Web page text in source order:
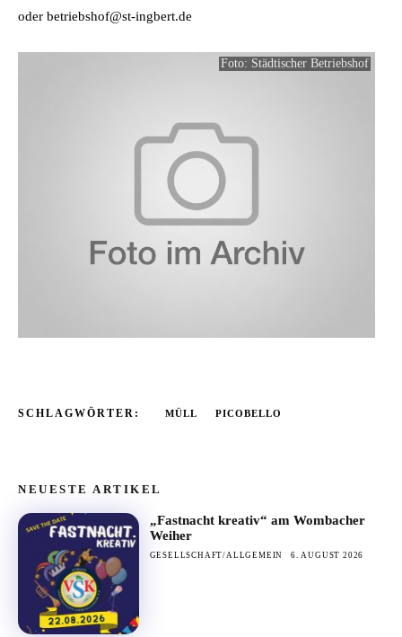
oder betriebshof@st-ingbert.de
Foto: Städtischer Betriebshof
SCHLAGWÖRTER: MÜLL PICOBELLO
NEUESTE ARTIKEL
„Fastnacht kreativ“ am Wombacher
Weiher
GESELLSCHAFT/ALLGEMEIN 6. AUGUST 2026